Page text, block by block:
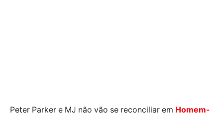
Peter Parker e MJ não vão se reconciliar em Homem-